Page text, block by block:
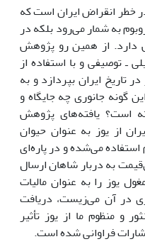
خطر انقراض ایران است که
به شمار می‌رود بلکه در
دارد. از همین رو پژوهش
ـ توصیفی و با استفاده از
تاریخ ایران بپردازد و به
گونه جانوری چه جایگاه و
است؟ یافته‌های پژوهش
از یوز به عنوان حیوان
می‌شده و در پاره‌ای
به دربار شاهان ارسال
یوز را به عنوان مالیات
در آن می‌زیست، دریافت
و منظوم ما از یوز تأثیر
فراوانی شده است.